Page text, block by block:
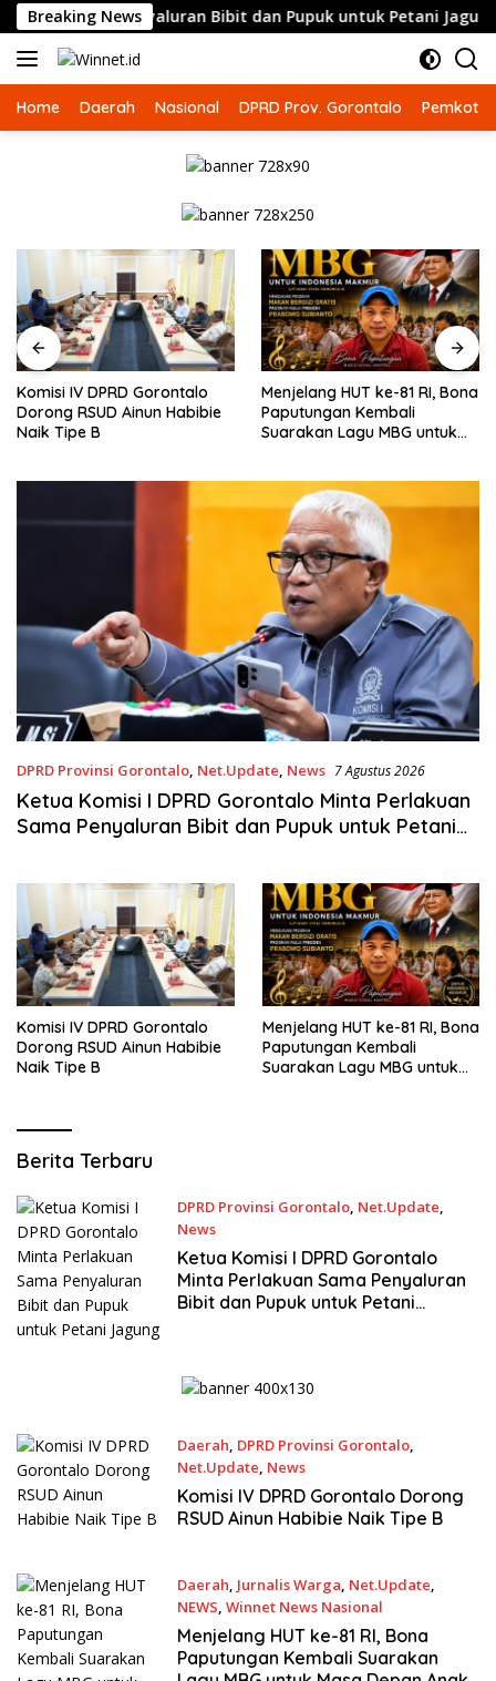
Langsung
ke
konten
Breaking News
Penyaluran Bibit dan Pupuk untuk Petani Jagung
Home Daerah Nasional DPRD Prov. Gorontalo Pemkot
Komisi IV DPRD Gorontalo
Dorong RSUD Ainun Habibie
Naik Tipe B
Menjelang HUT ke-81 RI, Bona
Paputungan Kembali
Suarakan Lagu MBG untuk
DPRD Provinsi Gorontalo, Net.Update, News 7 Agustus 2026
Ketua Komisi I DPRD Gorontalo Minta Perlakuan
Sama Penyaluran Bibit dan Pupuk untuk Petani
Komisi IV DPRD Gorontalo
Dorong RSUD Ainun Habibie
Naik Tipe B
Menjelang HUT ke-81 RI, Bona
Paputungan Kembali
Suarakan Lagu MBG untuk
Winnet.id
Berita Terbaru
DPRD Provinsi Gorontalo, Net.Update,
News
7 Agustus 2026
Ketua Komisi I DPRD Gorontalo
Minta Perlakuan Sama Penyaluran
Bibit dan Pupuk untuk Petani
Daerah, DPRD Provinsi Gorontalo,
Net.Update, News
7 Agustus 2026
Komisi IV DPRD Gorontalo Dorong
RSUD Ainun Habibie Naik Tipe B
Daerah, Jurnalis Warga, Net.Update,
NEWS, Winnet News Nasional
6 Agustus 2026
Menjelang HUT ke-81 RI, Bona
Paputungan Kembali Suarakan